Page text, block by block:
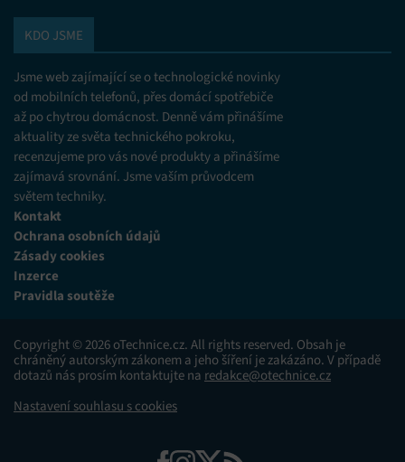
KDO JSME
Jsme web zajímající se o technologické novinky
od mobilních telefonů, přes domácí spotřebiče
až po chytrou domácnost. Denně vám přinášíme
aktuality ze světa technického pokroku,
recenzujeme pro vás nové produkty a přinášíme
zajímavá srovnání. Jsme vaším průvodcem
světem techniky.
Kontakt
Ochrana osobních údajů
Zásady cookies
Inzerce
Pravidla soutěže
Copyright © 2026 oTechnice.cz. All rights reserved. Obsah je
chráněný autorským zákonem a jeho šíření je zakázáno. V případě
dotazů nás prosím kontaktujte na redakce@otechnice.cz
Nastavení souhlasu s cookies